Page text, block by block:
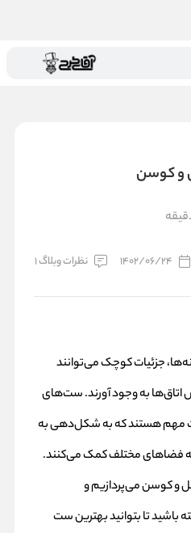
کوسن
و کوسن
1402/06/24 نظرات وبلاگ 1
جزئیات کوچک می‌توانند
اتاق‌ها به وجود آورند. ست‌های
مهم هستند که به شکل‌دهی به
به فضاهای مختلف کمک می‌کنند.
وکوسنمی‌پردازیم و
باشید تا بتوانید بهترینست